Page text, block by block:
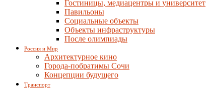
Гостиницы, медиацентры и университет
Павильоны
Социальные объекты
Объекты инфраструктуры
После олимпиады
Россия и Мир
Архитектурное кино
Города-побратимы Сочи
Концепции будущего
Транспорт